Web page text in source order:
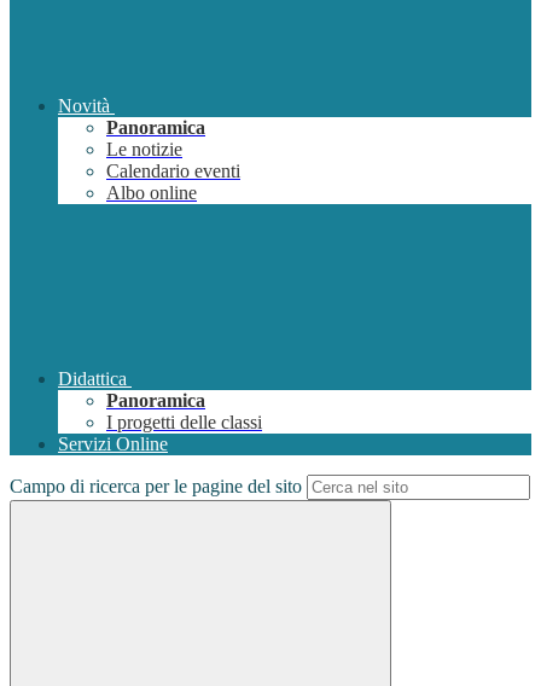
Novità
Panoramica
Le notizie
Calendario eventi
Albo online
Didattica
Panoramica
I progetti delle classi
Servizi Online
Campo di ricerca per le pagine del sito